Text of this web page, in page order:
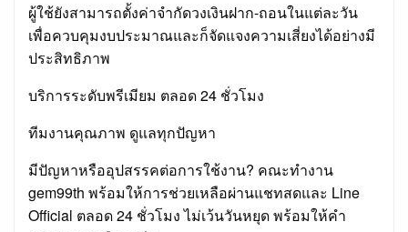
ผู้ใช้ยังสามารถตั้งค่าจำกัดวงเงินฝาก-ถอนในแต่ละวัน
เพื่อควบคุมงบประมาณและก็จัดแจงความเสี่ยงได้อย่างมี
ประสิทธิภาพ
บริการระดับพรีเมียม ตลอด 24 ชั่วโมง
ทีมงานคุณภาพ ดูแลทุกปัญหา
มีปัญหาหรืออุปสรรคต่อการใช้งาน? คณะทำงาน
gem99th พร้อมให้การช่วยเหลือผ่านแชทสดและ Line
Official ตลอด 24 ชั่วโมง ไม่เว้นวันหยุด พร้อมให้คำ